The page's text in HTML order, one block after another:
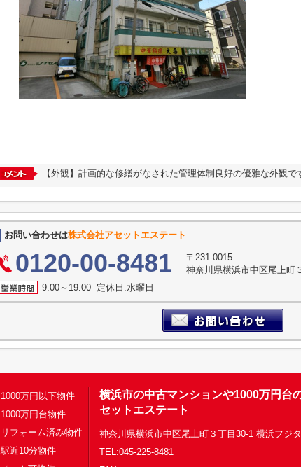
【外観】計画的な修繕がなされた管理体制良好の優雅な外観で
お問い合わせは株式会社アセットエステート
0120-00-8481
〒231-0015
神奈川県横浜市中区尾上町
9:00～19:00 定休日:水曜日
1000万円以下物件
1000万円台物件
リフォーム済み物件
駅近10分物件
横浜市の中古マンションや1000万円台
セットエステート
神奈川県横浜市中区尾上町３丁目30-1 横浜フジ
TEL:045-225-8481